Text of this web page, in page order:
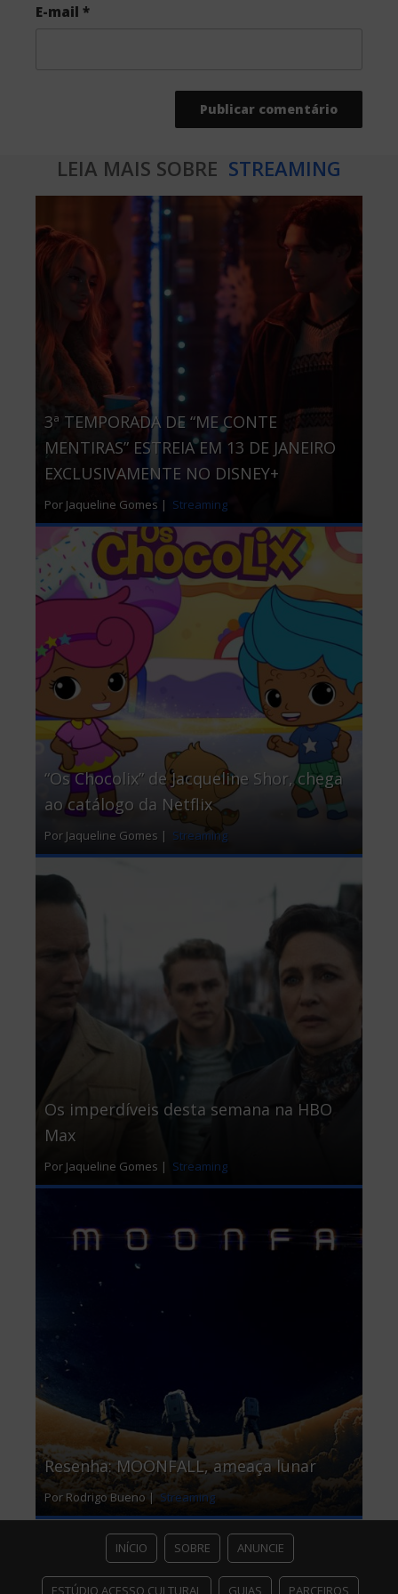
E-mail *
LEIA MAIS SOBRE STREAMING
3ª TEMPORADA DE “ME CONTE
MENTIRAS” ESTREIA EM 13 DE JANEIRO
EXCLUSIVAMENTE NO DISNEY+
Por Jaqueline Gomes | Streaming
“Os Chocolix” de Jacqueline Shor, chega
ao catálogo da Netflix
Por Jaqueline Gomes | Streaming
Os imperdíveis desta semana na HBO
Max
Por Jaqueline Gomes | Streaming
Resenha: MOONFALL, ameaça lunar
Por Rodrigo Bueno | Streaming
INÍCIO SOBRE ANUNCIE